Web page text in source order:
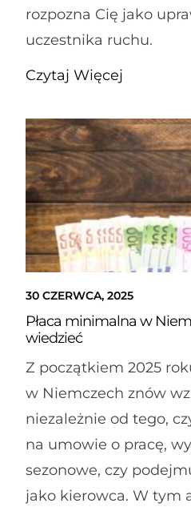
rozpozna Cię jako
uczestnika ruchu.
Czytaj Więcej
Płaca minimalna w
wiedzieć
30 CZERWCA, 2025
Z początkiem 2025
w Niemczech znów
niezależnie od tego,
na umowie o pracę,
sezonowe, czy
jako kierowca. W tym